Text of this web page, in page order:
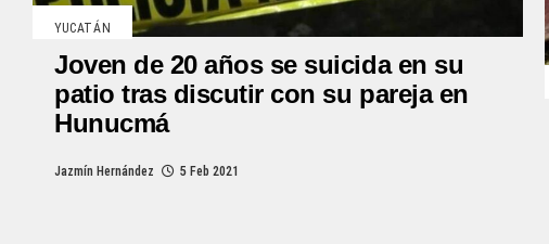
YUCATÁN
Joven de 20 años se suicida en su
patio tras discutir con su pareja en
Hunucmá
Jazmín Hernández 5 Feb 2021